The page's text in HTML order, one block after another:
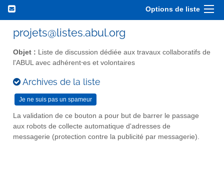
Options de liste
projets@listes.abul.org
Objet : Liste de discussion dédiée aux travaux collaboratifs de
l'ABUL avec adhérent⋅es et volontaires
Archives de la liste
La validation de ce bouton a pour but de barrer le passage
aux robots de collecte automatique d'adresses de
messagerie (protection contre la publicité par messagerie).